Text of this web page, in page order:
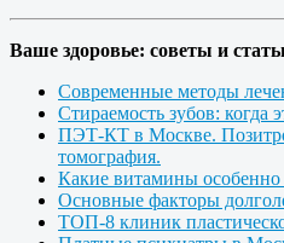
Ваше здоровье: советы и
Современные методы
Стираемость зубов: когда
ПЭТ-КТ в Москве.
томография.
Какие витамины
Основные факторы
ТОП-8 клиник